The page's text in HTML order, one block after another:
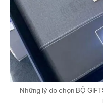
Những lý do chọn BỘ